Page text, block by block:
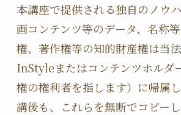
本講座で提供される独自のノウ
画コンテンツ等のデータ、名称
権、著作権等の知的財産権は当
InStyleまたはコンテンツホルダ
権の権利者を指します）に帰属
講後も、これらを無断でコピー